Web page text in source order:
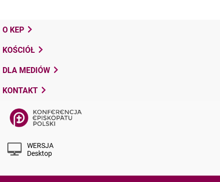
O KEP
KOŚCIÓŁ
DLA MEDIÓW
KONTAKT
WERSJA
Desktop